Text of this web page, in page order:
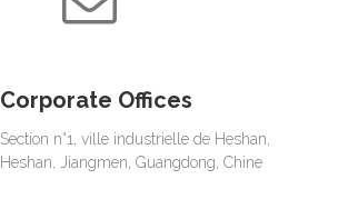
Corporate Offices
Section n°1, ville industrielle de Heshan,
Heshan, Jiangmen, Guangdong, Chine